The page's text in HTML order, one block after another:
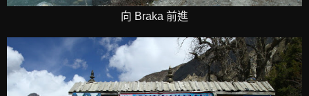
向 Braka 前進